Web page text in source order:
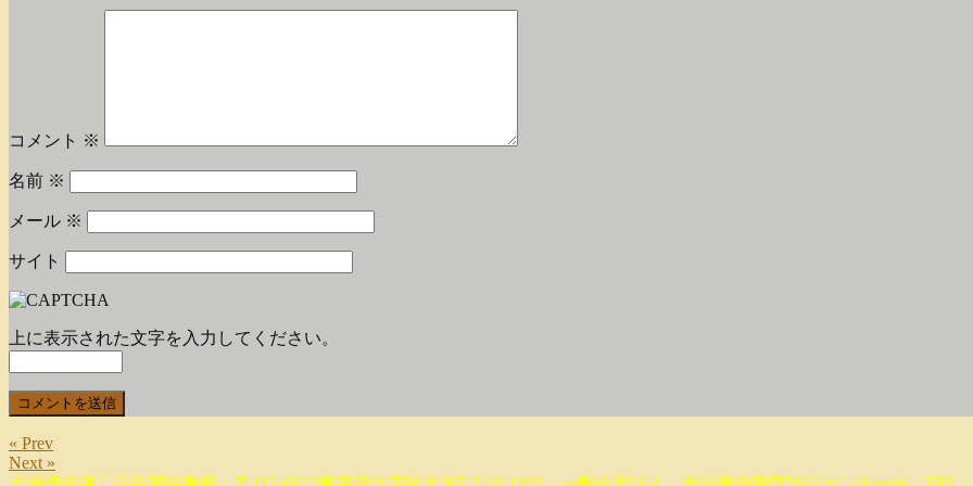
コメント ※
名前 ※
メール ※
サイト
上に表示された文字を入力してください。
« Prev
Next »